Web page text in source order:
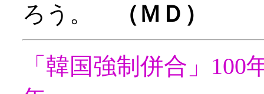
ろう。
（ＭＤ）
「韓国強制併合」